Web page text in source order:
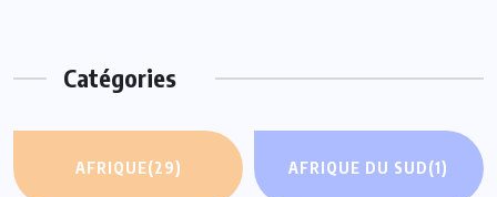
Catégories
AFRIQUE(29) AFRIQUE DU SUD(1)